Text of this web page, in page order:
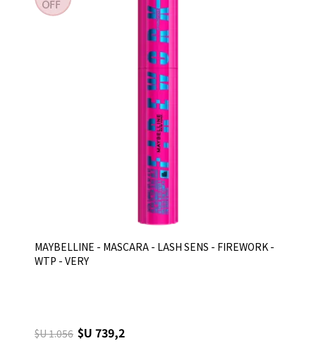
MAYBELLINE - MASCARA - LASH SENS - FIREWORK -
WTP - VERY
$U 1.056 $U 739,2